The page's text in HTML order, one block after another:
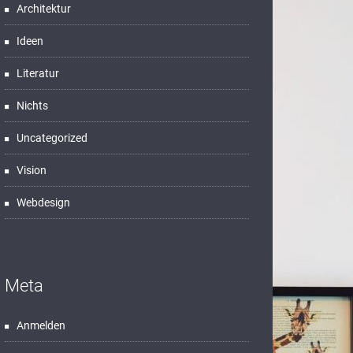
Architektur
Ideen
Literatur
Nichts
Uncategorized
Vision
Webdesign
Meta
Anmelden